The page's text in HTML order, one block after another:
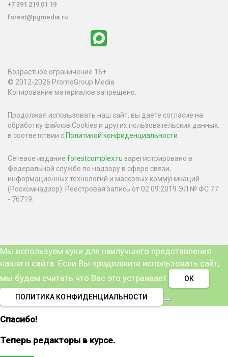
+7 391 219 01 19
forest@pgmedia.ru
Возрастное ограничение 16+
© 2012-2026 PromoGroup Media
Копирование материалов запрещено.
Продолжая использовать наш сайт, вы даете согласие на
обработку файлов Cookies и других пользовательских данных,
в соответствии с Политикой конфиденциальности
Сетевое издание forestcomplex.ru зарегистрировано в
Федеральной службе по надзору в сфере связи,
информационных технологий и массовых коммуникаций
(Роскомнадзор). Реестровая запись от 02.09.2019 ЭЛ № ФС 77
- 76719.
Мы используем куки для наилучшего представления
нашего сайта. Если Вы продолжите использовать сайт,
мы будем считать что Вас это устраивает.
ОК
ПОЛИТИКА КОНФИДЕНЦИАЛЬНОСТИ
Спасибо!
Теперь редакторы в курсе.